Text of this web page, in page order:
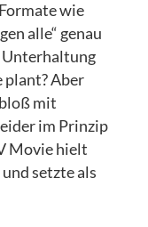
wie
alle“ genau
Unterhaltung
plant? Aber
mit
im Prinzip
Movie hielt
setzte als